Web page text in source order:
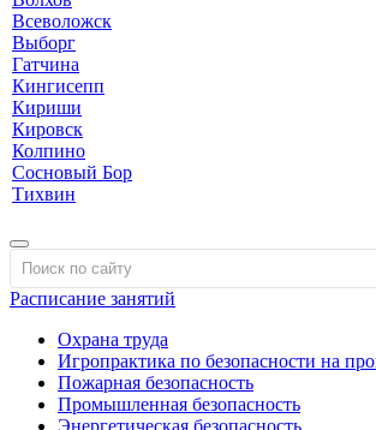
Всеволожск
Выборг
Гатчина
Кингисепп
Кириши
Кировск
Колпино
Сосновый Бор
Тихвин
Расписание занятий
Охрана труда
Игропрактика по безопасности на
Пожарная безопасность
Промышленная безопасность
Энергетическая безопасность